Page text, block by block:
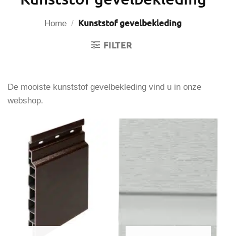
Home / Kunststof gevelbekleding
FILTER
De mooiste kunststof gevelbekleding vind u in onze
webshop.